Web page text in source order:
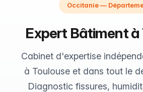
Occitanie —
Expert Bâtiment à
Cabinet d'expertise
à Toulouse et dans tout le
Diagnostic fissures,